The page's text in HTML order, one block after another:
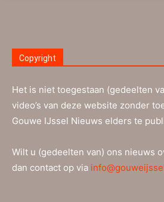
Copyright
Het is niet toegestaan (gedeelten
video’s van deze website zonder
Gouwe IJssel Nieuws elders te
Wilt u (gedeelten van) ons nieuws
dan contact op via